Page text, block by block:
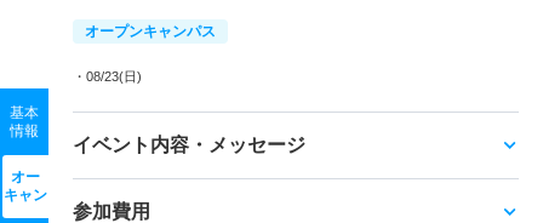
基本
情報
オー
キャン
オープンキャンパス
・08/23(日)
イベント内容・メッセージ
参加費用